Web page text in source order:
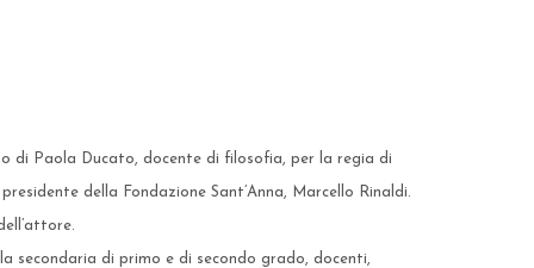
di Paola Ducato, docente di filosofia, per la regia di
della Fondazione Sant’Anna, Marcello Rinaldi.
secondaria di primo e di secondo grado, docenti,